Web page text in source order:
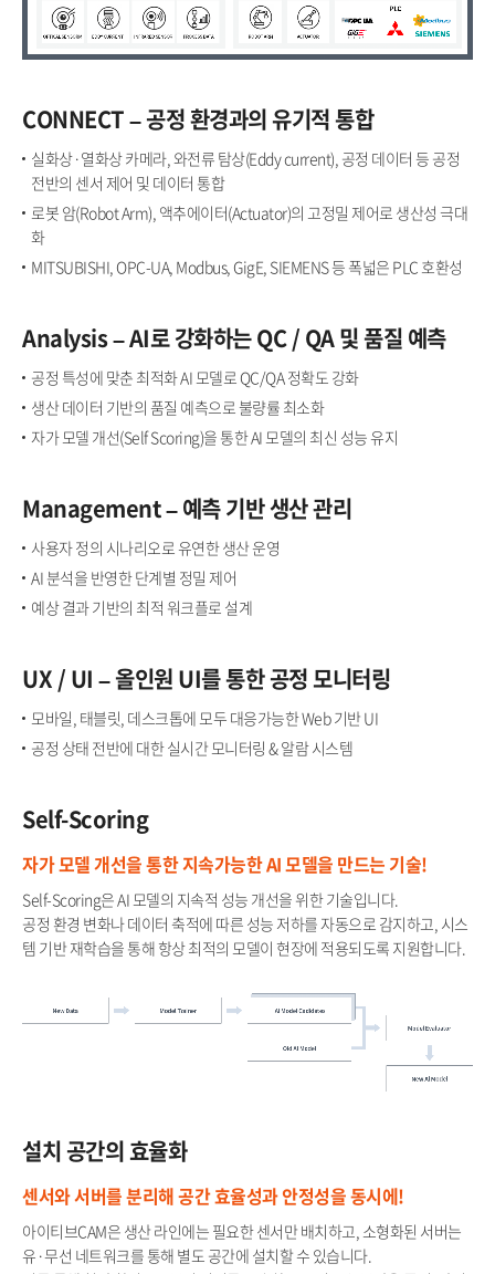
CONNECT – 공정 환경과의 유기적 통합​​
실화상·열화상 카메라, 와전류 탐상(Eddy current), 공정 데이터 등 공정
전반의 센서 제어 및 데이터 통합​​​
로봇 암(Robot Arm), 액추에이터(Actuator)의 고정밀 제어로 생산성 극대
화​​​
MITSUBISHI, OPC-UA, Modbus, GigE, SIEMENS 등 폭넓은 PLC 호환성​​
Analysis – AI로 강화하는 QC / QA 및 품질 예측​
공정 특성에 맞춘 최적화 AI 모델로 QC/QA 정확도 강화
생산 데이터 기반의 품질 예측으로 불량률 최소화​​​​
자가 모델 개선(Self Scoring)을 통한 AI 모델의 최신 성능 유지​
Management – 예측 기반 생산 관리​​​
사용자 정의 시나리오로 유연한 생산 운영​​​​
AI 분석을 반영한 단계별 정밀 제어​​​​
예상 결과 기반의 최적 워크플로 설계​
UX / UI – 올인원 UI를 통한 공정 모니터링​
모바일, 태블릿, 데스크톱에 모두 대응가능한 Web 기반 UI
공정 상태 전반에 대한 실시간 모니터링 & 알람 시스템​​​​
Self-Scoring​
자가 모델 개선을 통한 지속가능한 AI 모델을 만드는 기술!​
Self-Scoring은 AI 모델의 지속적 성능 개선을 위한 기술입니다.
공정 환경 변화나 데이터 축적에 따른 성능 저하를 자동으로 감지하고, 시스
템 기반 재학습을 통해 항상 최적의 모델이 현장에 적용되도록 지원합니다.
설치 공간의 효율화​
센서와 서버를 분리해 공간 효율성과 안정성을 동시에!
아이티브CAM은 생산 라인에는 필요한 센서만 배치하고, 소형화된 서버는
유·무선 네트워크를 통해 별도 공간에 설치할 수 있습니다.